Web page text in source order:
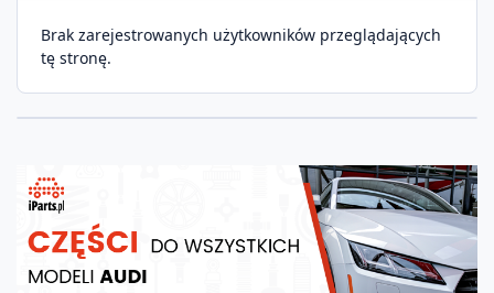
Brak zarejestrowanych użytkowników przeglądających
tę stronę.